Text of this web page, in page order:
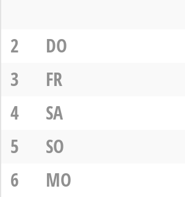
2
DO
3
FR
4
SA
5
SO
6
MO